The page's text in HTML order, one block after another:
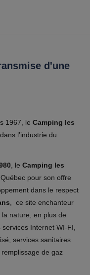
d'une
1967, le Camping les
l’industrie du
, le Camping les
pour son offre
dans le respect
, ce site enchanteur
nature, en plus de
Internet WI-FI,
services sanitaires
de gaz